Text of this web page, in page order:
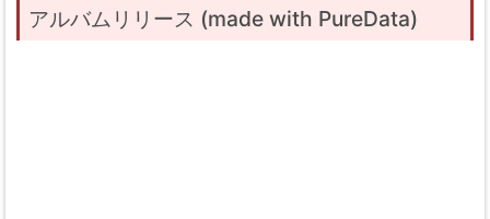
アルバムリリース (made with PureData)